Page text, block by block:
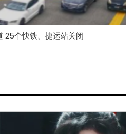
25个快铁、捷运站关闭